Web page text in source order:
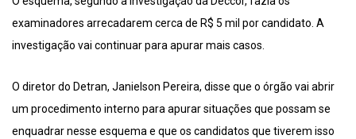
examinadores arrecadarem cerca de R$ 5 mil por candidato. A
investigação vai continuar para apurar mais casos.
O diretor do Detran, Janielson Pereira, disse que o órgão vai abrir
um procedimento interno para apurar situações que possam se
enquadrar nesse esquema e que os candidatos que tiverem isso